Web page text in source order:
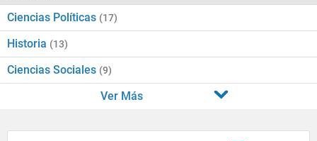
Ciencias Políticas (17)
Historia (13)
Ciencias Sociales (9)
Ver Más